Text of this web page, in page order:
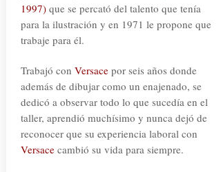
1997)que se percató del talento que tenía
para la ilustración y en 1971 le propone que
trabaje para él.
Trabajó con Versacepor seis años donde
además de dibujar como un enajenado, se
dedicó a observar todo lo que sucedía en el
taller, aprendió muchísimo y nunca dejó de
reconocer que su experiencia laboral con
Versacecambió su vida para siempre.